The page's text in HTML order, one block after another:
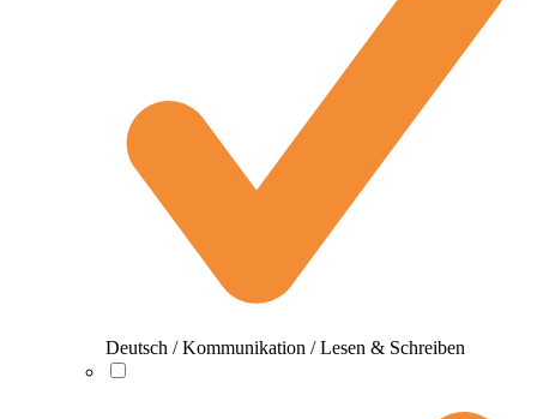
Deutsch / Kommunikation / Lesen & Schreiben